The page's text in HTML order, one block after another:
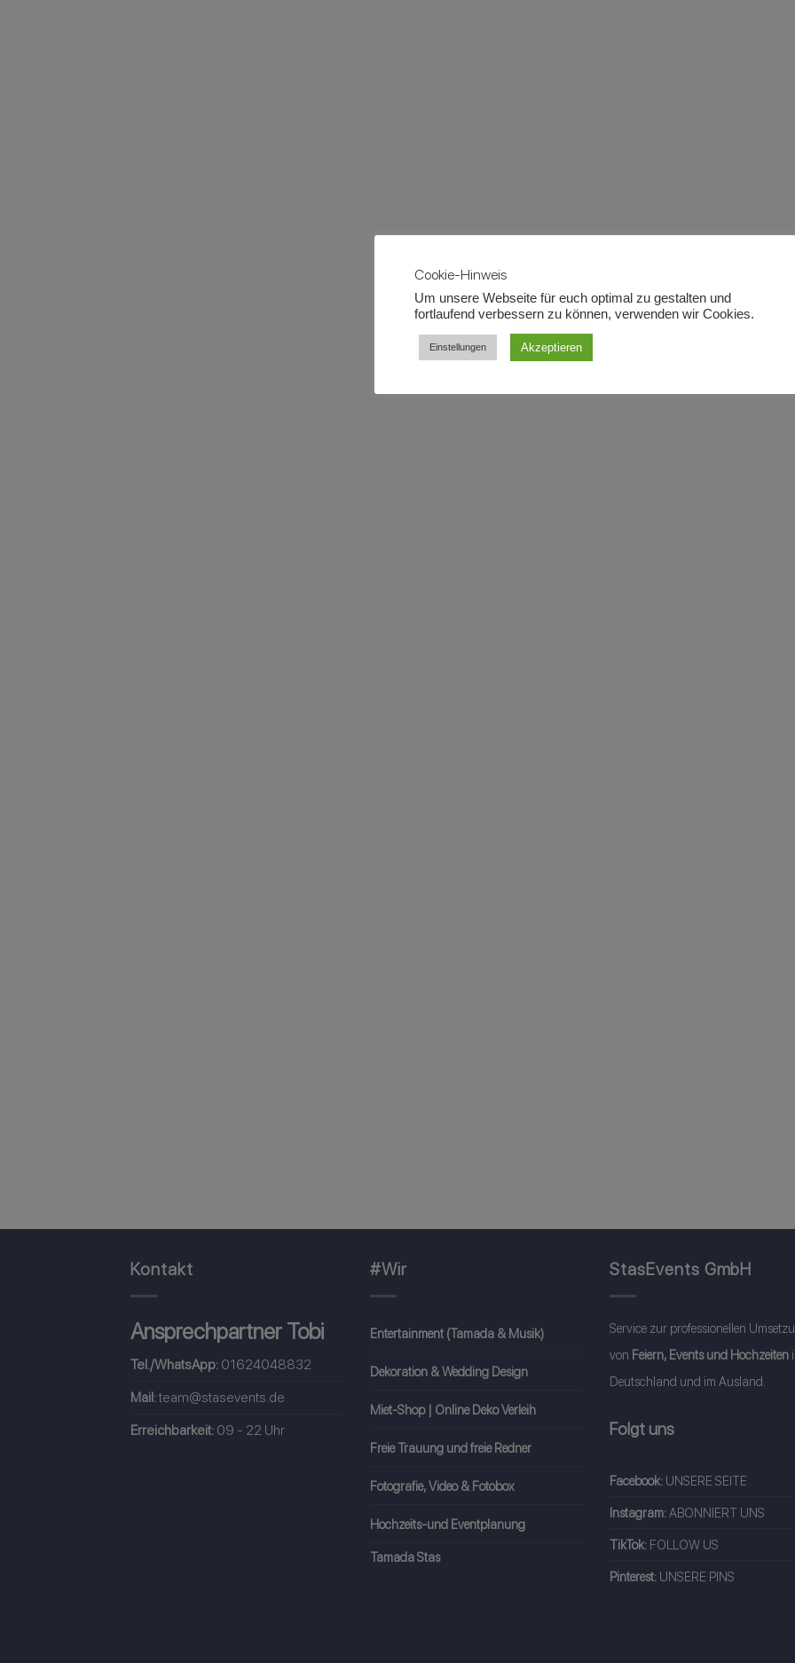
Kontakt
Ansprechpartner Tobi
Tel./WhatsApp: 01624048832
Mail:team@stasevents.de
Erreichbarkeit: 09 - 22 Uhr
#Wir
Entertainment (Tamada & Musik)
Dekoration & Wedding Design
Miet-Shop | Online Deko Verleih
Freie Trauung und freie Redner
Fotografie, Video & Fotobox
Hochzeits-und Eventplanung
Tamada Stas
StasEvents GmbH
Service zur professionellen
von Feiern, Events und Hochzeiten
Deutschland und im Ausland.
Folgt uns
Facebook: UNSERE SEITE
Instagram:ABONNIERT UNS
TikTok: FOLLOW US
Pinterest: UNSERE PINS
Cookie-Hinweis
Um unsere Webseite für euch optimal zu gestalten und
fortlaufend verbessern zu können, verwenden wir Cookies.
Einstellungen Akzeptieren